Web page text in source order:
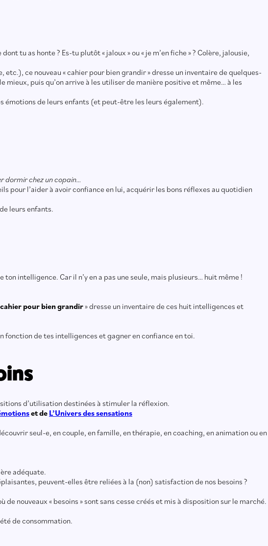
tu as honte ? Es-tu plutôt « jaloux » ou « je m’en fiche » ? Colère, jalousie,
ce nouveau « cahier pour bien grandir » dresse un inventaire de quelques-
mieux, puis qu’on arrive à les utiliser de manière positive et même… à les
émotions de leurs enfants (et peut-être les leurs également).
dormir chez un copain…
pour l’aider à avoir confiance en lui, acquérir les bons réflexes au quotidien
leurs enfants.
intelligence. Car il n’y en a pas une seule, mais plusieurs… huit même !
cahier pour bien grandir» dresse un inventaire de ces huit intelligences et
de tes intelligences et gagner en confiance en toi.
d’utilisation destinées à stimuler la réflexion.
et de L’Univers des sensations
seul-e, en couple, en famille, en thérapie, en coaching, en animation ou en
adéquate.
peuvent-elles être reliées à la (non) satisfaction de nos besoins ?
nouveaux « besoins » sont sans cesse créés et mis à disposition sur le marché.
de consommation.